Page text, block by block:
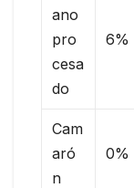
ano
pro
cesa
do
6%
Cam
aró
n
0%